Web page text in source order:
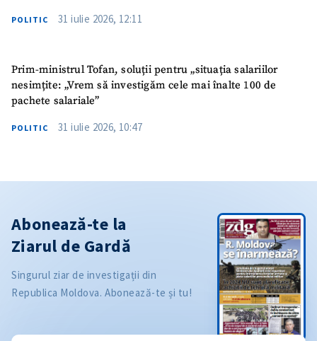
POLITIC 31 iulie 2026, 12:11
Prim-ministrul Tofan, soluții pentru „situația salariilor
nesimțite: „Vrem să investigăm cele mai înalte 100 de
pachete salariale”
POLITIC 31 iulie 2026, 10:47
Abonează-te la
Ziarul de Gardă
Singurul ziar de investigații din
Republica Moldova. Abonează-te și tu!